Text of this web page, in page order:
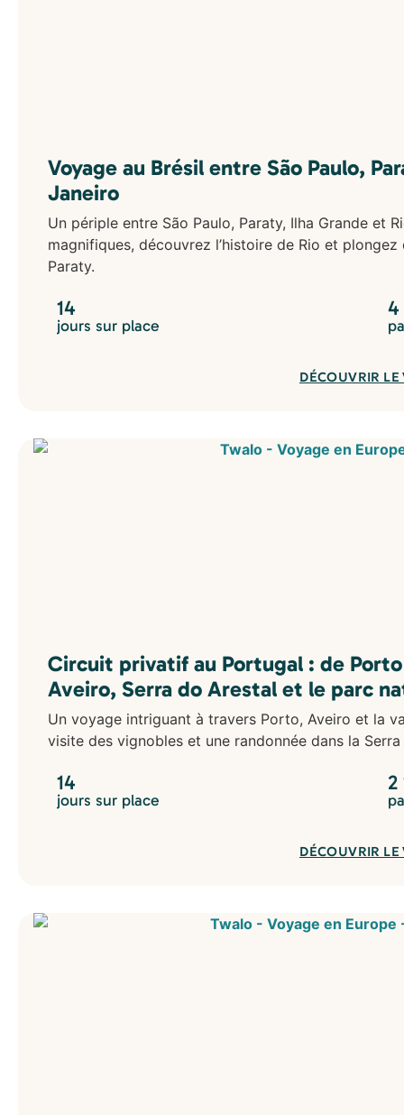
Océanie
Nouvelle-Zélande
Polynésie Française
Voyage au Brésil entre São Paulo,
Janeiro
Un périple entre São Paulo, Paraty, Ilha Grande et
magnifiques, découvrez l’histoire de Rio et
Paraty.
14
jours sur place
DÉCOUVRIR LE
Circuit privatif au Portugal : de
Aveiro, Serra do Arestal et le parc
Un voyage intriguant à travers Porto, Aveiro et la
visite des vignobles et une randonnée dans la
14
jours sur place
2
DÉCOUVRIR LE